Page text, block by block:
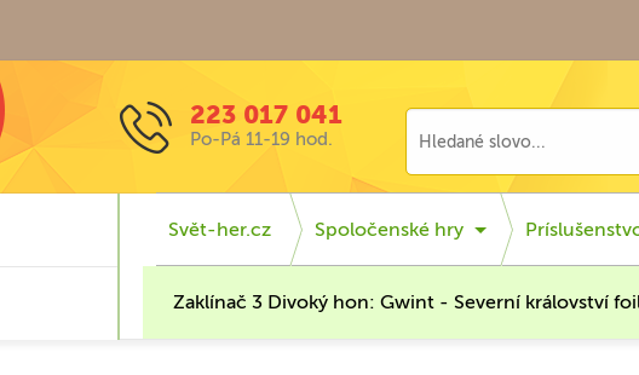
223 017 041
Po-Pá 11-19 hod.
Svět-her.cz Spoločenské hry
Zaklínač 3 Divoký hon: Gwint - Severní království